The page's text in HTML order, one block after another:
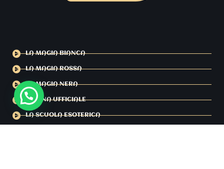
LA MAGIA BIANCA
LA MAGIA ROSSA
LA MAGIA NERA
PAGINA UFFICIALE
LA SCUOLA ESOTERICA